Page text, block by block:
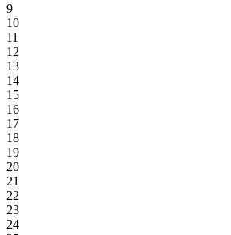
9
10
11
12
13
14
15
16
17
18
19
20
21
22
23
24